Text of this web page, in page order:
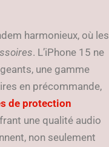
harmonieux, où les
. L’iPhone 15 ne
une gamme
en précommande,
de protection
une qualité audio
non seulement